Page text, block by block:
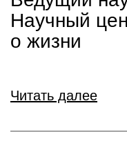
Научный
о жизни
Читать далее